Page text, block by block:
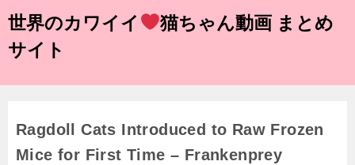
世界のカワイイ
猫ちゃん動画 まとめ
サイト
Ragdoll Cats Introduced to Raw Frozen
Mice for First Time – Frankenprey